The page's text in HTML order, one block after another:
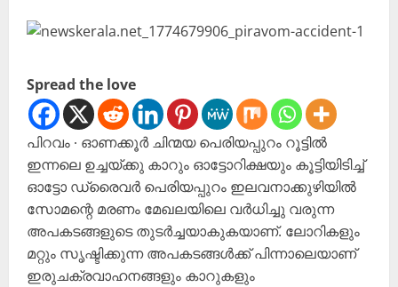
Spread the love
പിറവം ∙ ഓണക്കൂർ ചിന്മയ പെരിയപ്പുറം റൂട്ടിൽ
ഇന്നലെ ഉച്ചയ്ക്കു കാറും ഓട്ടോറിക്ഷയും കൂട്ടിയിടിച്ച്
ഓട്ടോ ഡ്രൈവർ പെരിയപ്പുറം ഇലവനാക്കുഴിയിൽ
സോമന്റെ മരണം മേഖലയിലെ വർധിച്ചു വരുന്ന
അപകടങ്ങളുടെ തുടർച്ചയാകുകയാണ്. ലോറികളും
മറ്റും സൃഷ്ടിക്കുന്ന അപകടങ്ങൾക്ക് പിന്നാലെയാണ്
ഇരുചക്രവാഹനങ്ങളും കാറുകളും